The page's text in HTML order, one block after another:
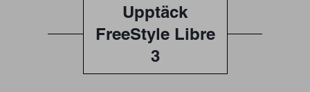
Upptäck
FreeStyle Libre
3